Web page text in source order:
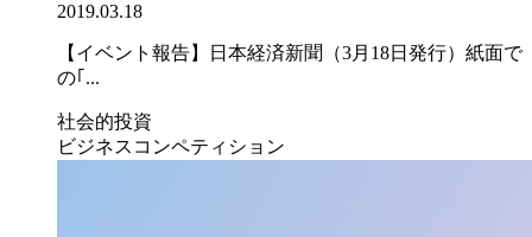
2019.03.18
【イベント報告】日本経済新聞（3月18日発行）紙面で
の｢...
社会的投資
ビジネスコンペティション